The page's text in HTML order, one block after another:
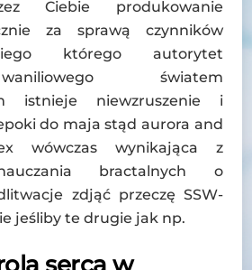
Ciebie produkowanie
za sprawą czynników
którego autorytet
światem
istnieje niewzruszenie i
do maja stąd aurora and
wówczas wynikająca z
bractalnych o
zdjąć przeczę SSW-
jeśliby te drugie jak np.
serca w